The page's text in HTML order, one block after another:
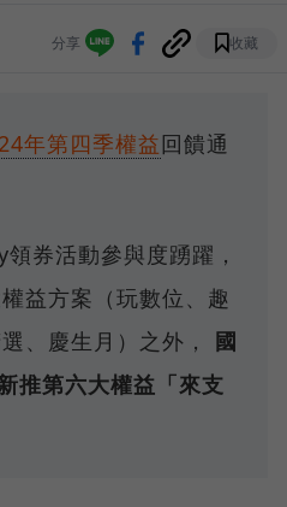
分享 收藏
年第四季權益回饋通
券活動參與度踴躍，
益方案（玩數位、趣
、慶生月）之外， 國
推第六大權益「來支